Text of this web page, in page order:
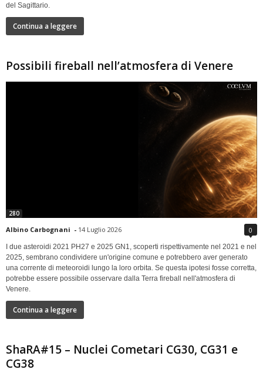
del Sagittario.
Continua a leggere
Possibili fireball nell’atmosfera di Venere
280
Albino Carbognani - 14 Luglio 2026 0
I due asteroidi 2021 PH27 e 2025 GN1, scoperti rispettivamente nel 2021 e nel
2025, sembrano condividere un'origine comune e potrebbero aver generato
una corrente di meteoroidi lungo la loro orbita. Se questa ipotesi fosse corretta,
potrebbe essere possibile osservare dalla Terra fireball nell'atmosfera di
Venere.
Continua a leggere
ShaRA#15 – Nuclei Cometari CG30, CG31 e
CG38